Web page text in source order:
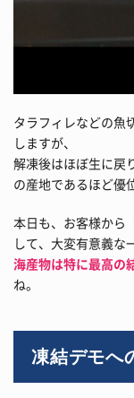
タラフィレなどの魚
しますが、
解凍後はほぼ生に戻
の産地であるほど優
本日も、お客様から
して、大変有意義な
海産物は特に最高の
ね。
凍結デモへ